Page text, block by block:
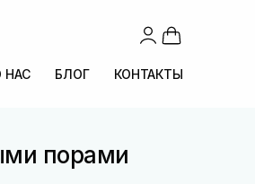
НАС БЛОГ КОНТАКТЫ
порами